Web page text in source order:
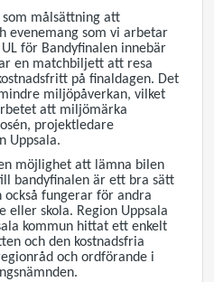
som målsättning att
evenemang som vi arbetar
för Bandyfinalen innebär
en matchbiljett att resa
på finaldagen. Det
miljöpåverkan, vilket
att miljömärka
projektledare
Uppsala.
möjlighet att lämna bilen
bandyfinalen är ett bra sätt
fungerar för andra
skola. Region Uppsala
kommun hittat ett enkelt
och den kostnadsfria
och ordförande i